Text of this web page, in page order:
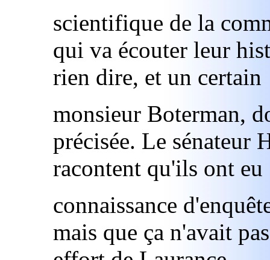
scientifique de la
qui va écouter leur
rien dire, et un certain
monsieur Boterman,
précisée. Le sénateur
racontent qu'ils ont eu
connaissance
mais que ça n'avait